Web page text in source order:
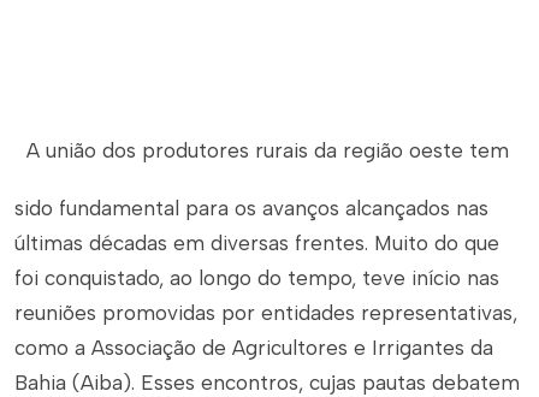
A união dos produtores rurais da região oeste tem
sido fundamental para os avanços alcançados nas
últimas décadas em diversas frentes. Muito do que
foi conquistado, ao longo do tempo, teve início nas
reuniões promovidas por entidades representativas,
como a Associação de Agricultores e Irrigantes da
Bahia (Aiba). Esses encontros, cujas pautas debatem